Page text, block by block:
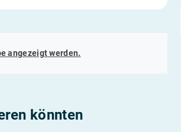
angezeigt werden.
könnten